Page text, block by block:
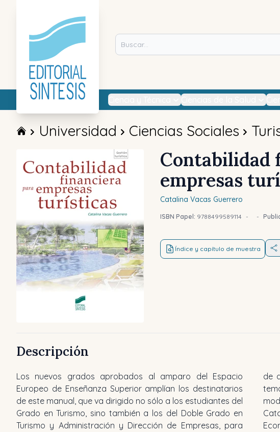
Universidad Ciencias Sociales
Contabilidad
empresas
Catalina Vacas Guerrero
ISBN Papel: 9788499589114 - -
Índice y capítulo de muestra
Descripción
Los nuevos grados aprobados al amparo del Espacio
Europeo de Enseñanza Superior amplían los destinatarios
de este manual, que va dirigido no sólo a los estudiantes del
Grado en Turismo, sino también a los del Doble Grado en
Turismo y Administración y Dirección de Empresas, para
de autoevaluación y casos prácticos relacionados con el
tema tratado y se describe pormenorizadamente el